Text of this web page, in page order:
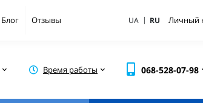
Блог Отзывы UA | RU Личный
Время работы 068-528-07-98